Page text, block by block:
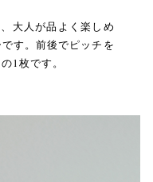
大人が品よく楽しめ
す。前後でピッチを
1枚です。